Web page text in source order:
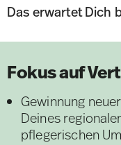
Das erwartet Dich
Fokus auf
Gewinnung
Deines
pflegerischen